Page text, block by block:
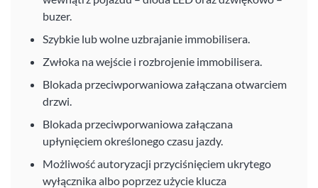
buzer.
Szybkie lub wolne uzbrajanie immobilisera.
Zwłoka na wejście i rozbrojenie immobilisera.
Blokada przeciwporwaniowa załączana otwarciem
drzwi.
Blokada przeciwporwaniowa załączana
upłynięciem określonego czasu jazdy.
Możliwość autoryzacji przyciśnięciem ukrytego
wyłącznika albo poprzez użycie klucza